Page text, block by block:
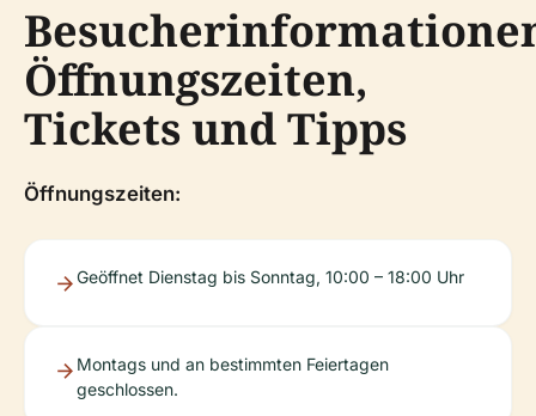
Öffnungszeiten,
Tickets und Tipps
Öffnungszeiten:
Geöffnet Dienstag bis Sonntag, 10:00 – 18:00 Uhr
Montags und an bestimmten Feiertagen
geschlossen.